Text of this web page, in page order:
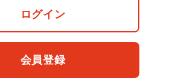
ログイン
会員登録